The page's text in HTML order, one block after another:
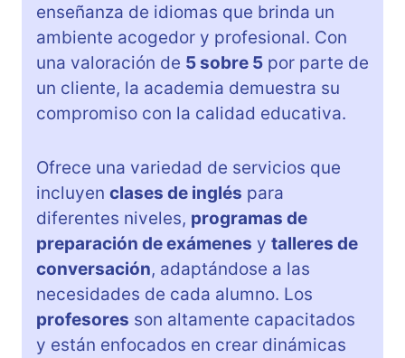
enseñanza de idiomas que brinda un
ambiente acogedor y profesional. Con
una valoración de 5 sobre 5 por parte de
un cliente, la academia demuestra su
compromiso con la calidad educativa.
Ofrece una variedad de servicios que
incluyen clases de inglés para
diferentes niveles, programas de
preparación de exámenes y talleres de
conversación, adaptándose a las
necesidades de cada alumno. Los
profesores son altamente capacitados
y están enfocados en crear dinámicas